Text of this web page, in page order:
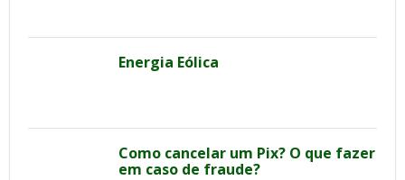
Energia Eólica
Como cancelar um Pix? O que fazer
em caso de fraude?